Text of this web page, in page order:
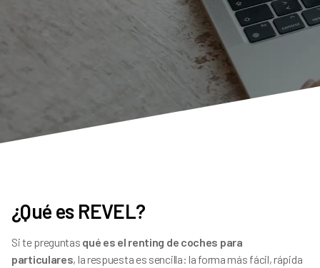
¿Qué es REVEL?
Si te preguntas qué es el renting de coches para
particulares, la respuesta es sencilla: la forma más fácil, rápida